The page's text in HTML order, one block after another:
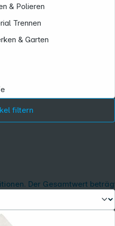
Der Gesamtwert
& Polieren
Trennen
& Garten
filtern